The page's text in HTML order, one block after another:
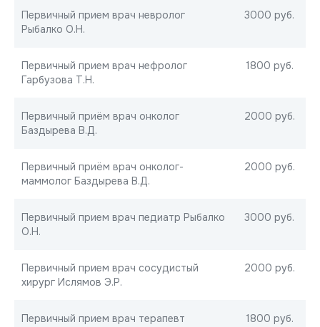
Первичный прием врач невролог
Рыбалко О.Н.
3000 руб.
Первичный прием врач нефролог
Гарбузова Т.Н.
1800 руб.
Первичный приём врач онколог
Баздырева В.Д.
2000 руб.
Первичный приём врач онколог-
маммолог Баздырева В.Д.
2000 руб.
Первичный прием врач педиатр Рыбалко
О.Н.
3000 руб.
Первичный прием врач сосудистый
хирург Ислямов Э.Р.
2000 руб.
Первичный прием врач терапевт
1800 руб.